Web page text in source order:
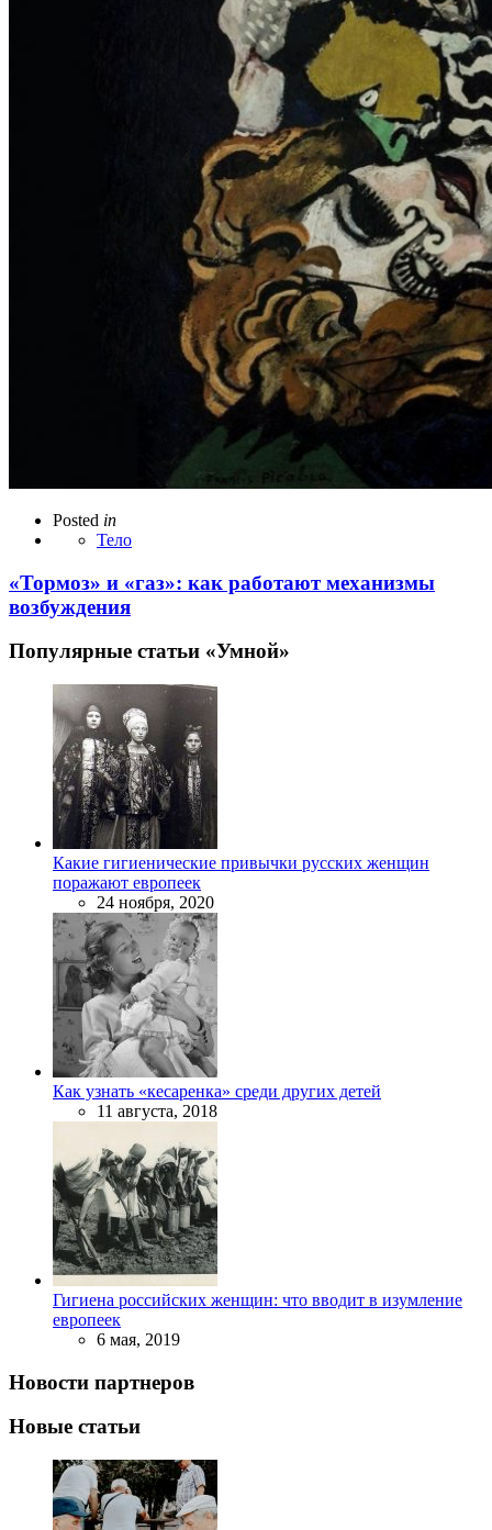
Posted in
Тело
«Тормоз» и «газ»: как работают механизмы
возбуждения
Популярные статьи «Умной»
Какие гигиенические привычки русских женщин
поражают европеек
24 ноября, 2020
Как узнать «кесаренка» среди других детей
11 августа, 2018
Гигиена российских женщин: что вводит в изумление
европеек
6 мая, 2019
Новости партнеров
Новые статьи